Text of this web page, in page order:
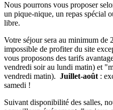
Nous pourrons vous proposer
un pique-nique, un repas spécial
libre.
Votre séjour sera au minimum de
impossible de profiter du site
vous proposons des tarifs
vendredi soir au lundi matin) et
vendredi matin). Juillet-août :
samedi !
Suivant disponibilité des salles,